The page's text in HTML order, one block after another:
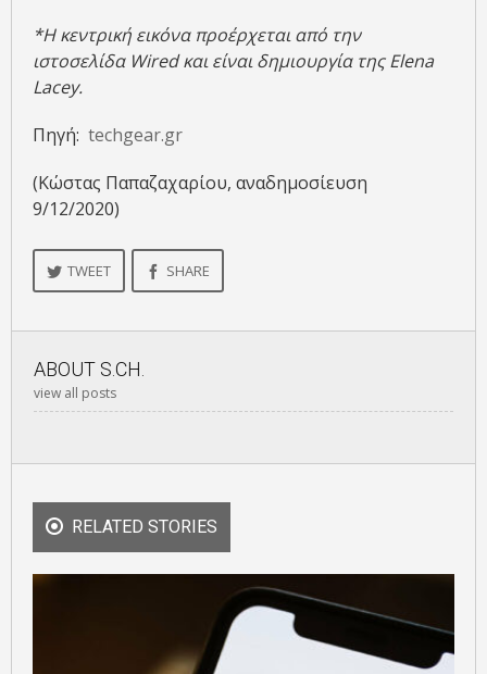
*Η κεντρική εικόνα προέρχεται από την
ιστοσελίδα Wired και είναι δημιουργία της Elena
Lacey.
Πηγή: techgear.gr
(Κώστας Παπαζαχαρίου, αναδημοσίευση
9/12/2020)
TWEET SHARE
ABOUT S.CH.
view all posts
RELATED STORIES